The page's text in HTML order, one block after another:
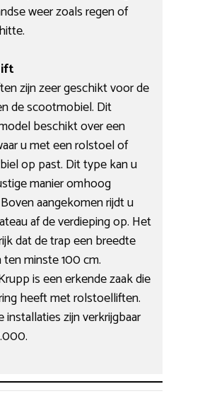
weer zoals regen of
zijn zeer geschikt voor de
de scootmobiel. Dit
beschikt over een
u met een rolstoel of
op past. Dit type kan u
manier omhoog
aangekomen rijdt u
af de verdieping op. Het
dat de trap een breedte
minste 100 cm.
is een erkende zaak die
heeft met rolstoelliften.
installaties zijn verkrijgbaar